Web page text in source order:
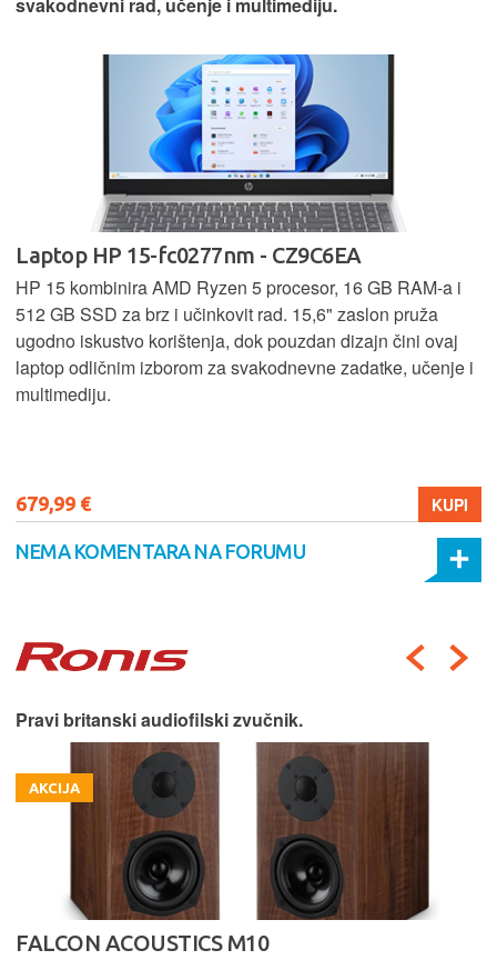
Laptop HP 15-fc0277nm - CZ9C6EA
HP 15 kombinira AMD Ryzen 5 procesor, 16 GB RAM-a i
512 GB SSD za brz i učinkovit rad. 15,6" zaslon pruža
ugodno iskustvo korištenja, dok pouzdan dizajn čini ovaj
laptop odličnim izborom za svakodnevne zadatke, učenje i
multimediju.
679,99 € KUPI
NEMA KOMENTARA NA FORUMU
Pravi britanski audiofilski zvučnik.
AKCIJA
FALCON ACOUSTICS M10